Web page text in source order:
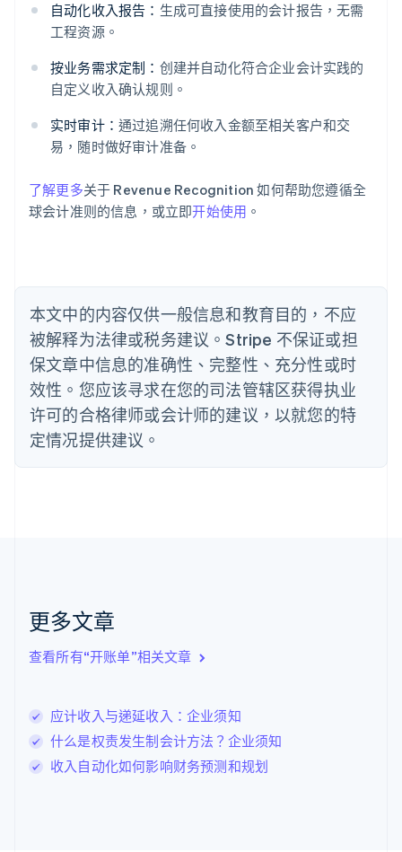
自动化收入报告： 生成可直接使用的会计报告，无需
工程资源。
按业务需求定制： 创建并自动化符合企业会计实践的
自定义收入确认规则。
实时审计： 通过追溯任何收入金额至相关客户和交
易，随时做好审计准备。
了解更多关于 Revenue Recognition 如何帮助您遵循全
球会计准则的信息，或立即开始使用 。
本文中的内容仅供一般信息和教育目的，不应
被解释为法律或税务建议。Stripe 不保证或担
保文章中信息的准确性、完整性、充分性或时
效性。您应该寻求在您的司法管辖区获得执业
许可的合格律师或会计师的建议，以就您的特
定情况提供建议。
更多文章
查看所有“开账单”相关文章
应计收入与递延收入：企业须知
什么是权责发生制会计方法？企业须知
收入自动化如何影响财务预测和规划
阿联酋
English
English
爱沙尼亚
English
奥地利
Deutsch English
澳大利亚
巴西
PortuguêsEnglish
English
丹麦
English
德国
DeutschEnglish
法国
FrançaisEnglish
芬兰
EnglishSvenska
English Italiano
拉脱维亚
立陶宛
DeutschEnglish
卢森堡
Français Deutsch English
罗马尼亚